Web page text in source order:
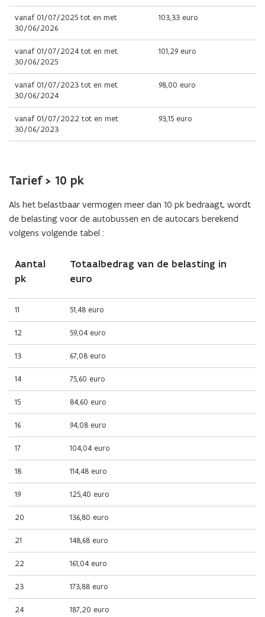
vanaf 01/07/2025 tot en met
30/06/2026
103,33 euro
vanaf 01/07/2024 tot en met
30/06/2025
101,29 euro
vanaf 01/07/2023 tot en met
30/06/2024
98,00 euro
vanaf 01/07/2022 tot en met
30/06/2023
93,15 euro
Tarief > 10 pk
Als het belastbaar vermogen meer dan 10 pk bedraagt, wordt
de belasting voor de autobussen en de autocars berekend
volgens volgende tabel :
Aantal
pk
Totaalbedrag van de belasting in
euro
11 51,48 euro
12 59,04 euro
13 67,08 euro
14 75,60 euro
15 84,60 euro
16 94,08 euro
17 104,04 euro
18 114,48 euro
19 125,40 euro
20 136,80 euro
21 148,68 euro
22 161,04 euro
23 173,88 euro
24 187,20 euro